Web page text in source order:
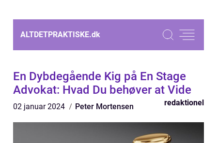
ALTDETPRAKTISKE.dk
En Dybdegående Kig på En Stage
Advokat: Hvad Du behøver at Vide
02 januar 2024 Peter Mortensen redaktionel